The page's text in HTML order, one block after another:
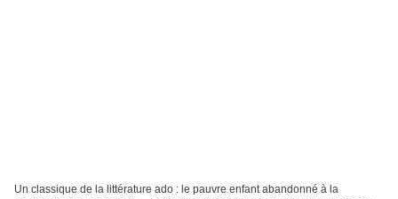
Un classique de la littérature ado : le pauvre enfant abandonné à la